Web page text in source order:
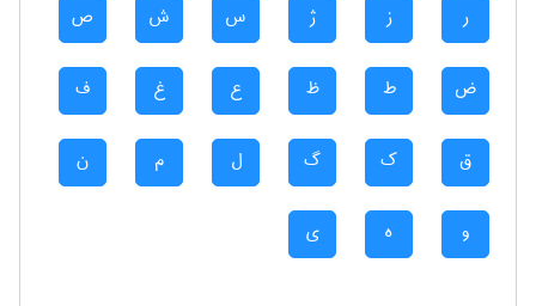
ر ز ژ س ش ص
ض ط ظ ع غ ف
ق ک گ ل م ن
و ه ی